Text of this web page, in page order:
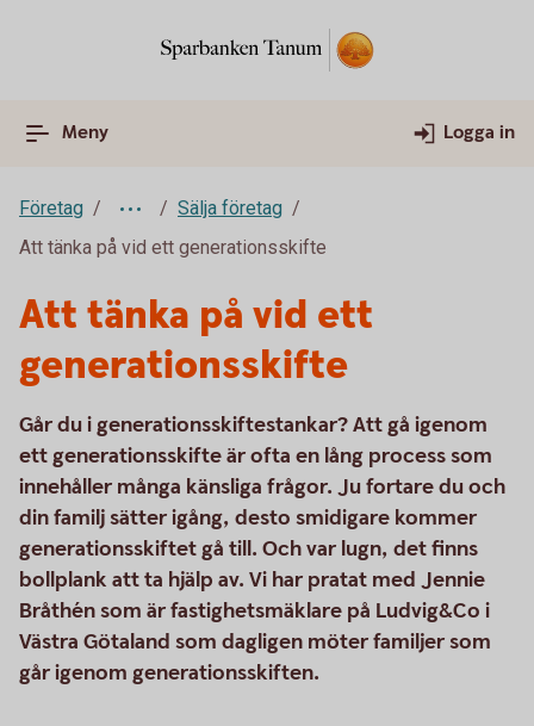
Meny Logga in
Företag
Sälja företag
Att tänka på vid ett generationsskifte
Att tänka på vid ett
generationsskifte
Går du i generationsskiftestankar? Att gå igenom
ett generationsskifte är ofta en lång process som
innehåller många känsliga frågor. Ju fortare du och
din familj sätter igång, desto smidigare kommer
generationsskiftet gå till. Och var lugn, det finns
bollplank att ta hjälp av. Vi har pratat med Jennie
Bråthén som är fastighetsmäklare på Ludvig&Co i
Västra Götaland som dagligen möter familjer som
går igenom generationsskiften.